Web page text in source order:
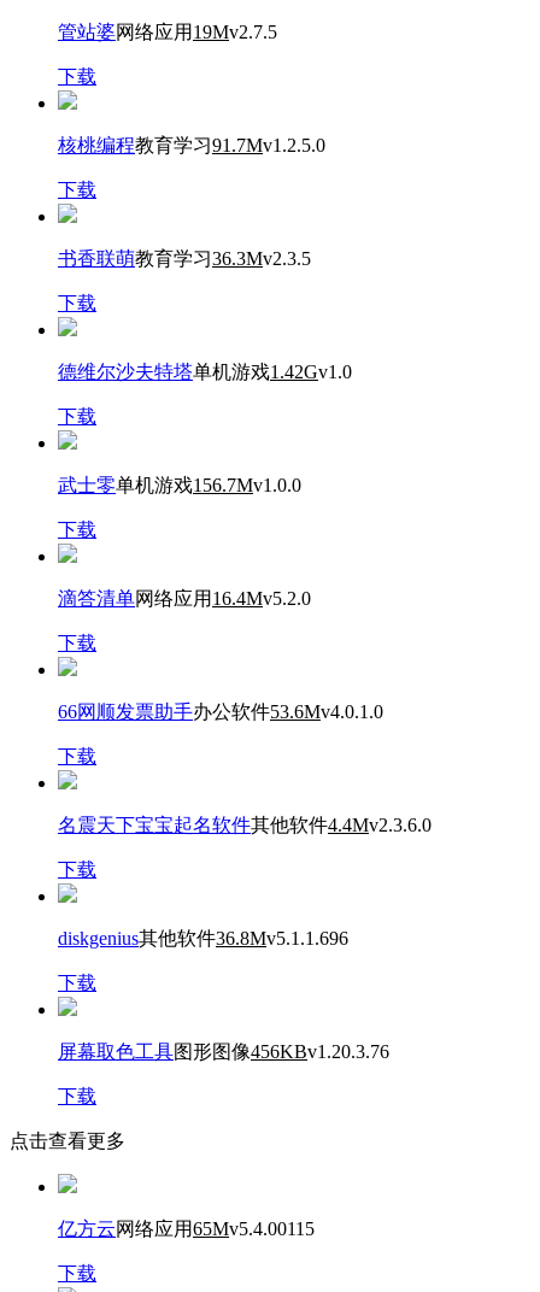
管站婆网络应用 19Mv2.7.5
下载
核桃编程教育学习91.7Mv1.2.5.0
下载
书香联萌教育学习36.3Mv2.3.5
下载
德维尔沙夫特塔单机游戏1.42Gv1.0
下载
武士零单机游戏156.7Mv1.0.0
下载
滴答清单网络应用 16.4Mv5.2.0
下载
66网顺发票助手办公软件53.6Mv4.0.1.0
下载
名震天下宝宝起名软件其他软件4.4Mv2.3.6.0
下载
diskgenius其他软件36.8Mv5.1.1.696
下载
屏幕取色工具图形图像456KBv1.20.3.76
下载
点击查看更多
亿方云网络应用65Mv5.4.00115
下载